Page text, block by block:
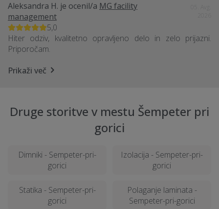
Aleksandra H. je ocenil/a MG facility
management
5,0
Hiter odziv, kvalitetno opravljeno delo in zelo prijazni.
Priporočam.
Prikaži več
Druge storitve v mestu Šempeter pri
gorici
Dimniki - Sempeter-pri-
gorici
Izolacija - Sempeter-pri-
gorici
Statika - Sempeter-pri-
gorici
Polaganje laminata -
Sempeter-pri-gorici